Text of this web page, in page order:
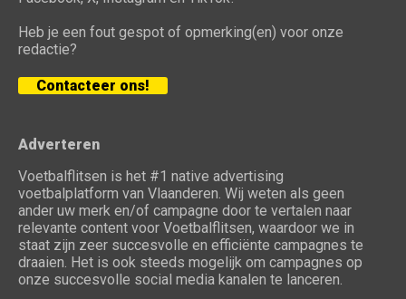
Heb je een fout gespot of opmerking(en) voor onze
redactie?
Contacteer ons!
Adverteren
Voetbalflitsen is het #1 native advertising
voetbalplatform van Vlaanderen. Wij weten als geen
ander uw merk en/of campagne door te vertalen naar
relevante content voor Voetbalflitsen, waardoor we in
staat zijn zeer succesvolle en efficiënte campagnes te
draaien. Het is ook steeds mogelijk om campagnes op
onze succesvolle social media kanalen te lanceren.